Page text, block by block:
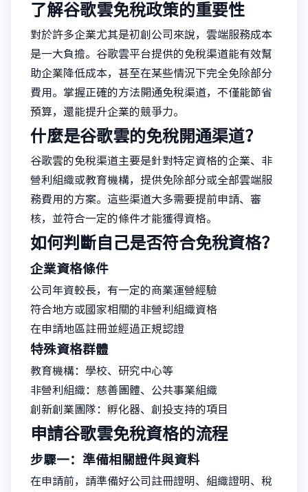
了解谷歌雲免稅政策的重要性
對於許多企業尤其是初創公司來說，雲端服務成本
是一大負擔。谷歌雲平台提供的免稅渠道能有效幫
助企業降低成本，甚至在某些情況下完全免除部分
費用。掌握正確的方法開通免稅渠道，不僅能節省
預算，還能提升企業的競爭力。
什麼是谷歌雲的免稅開通渠道？
谷歌雲的免稅渠道主要是針對特定資格的企業、非
營利組織或教育機構，提供免除部分或全部雲端服
務費用的方案。這些渠道大多需要提前申請、審
核，並符合一定的條件才能獲得資格。
如何判斷自己是否符合免稅資格？
企業資格條件
公司年資較長，有一定的商業運營經驗
符合地方或國家相關的非營利組織資格
在申請地區註冊並經過正規認證
特殊資格群體
教育機構：學校、研究中心等
非營利組織：慈善團體、公共事業組織
創新創業團隊：孵化器、創投支持的項目
申請谷歌雲免稅資格的流程
步驟一：準備相關證件與資料
在申請前，請準備好公司註冊證明、組織證明、稅